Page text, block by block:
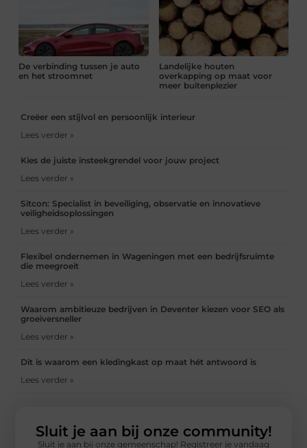
De verbinding tussen je auto
en het stroomnet
Landelijke houten
overkapping op maat voor
meer buitenplezier
Creëer een stijlvol en persoonlijk interieur
Lees verder »
Kies de juiste insteekgrendel voor jouw project
Lees verder »
Sitcon: Specialist in beveiliging, observatie en innovatieve
veiligheidsoplossingen
Lees verder »
Flexibel ondernemen in Wageningen met een bedrijfsruimte
die meegroeit
Lees verder »
Waarom ambitieuze bedrijven in Deventer kiezen voor SEO als
groeiversneller
Lees verder »
Dit is waarom een kledingkast op maat hét antwoord is
Lees verder »
Sluit je aan bij onze community!
Sluit je aan bij onze gemeenschap! Registreer je vandaag